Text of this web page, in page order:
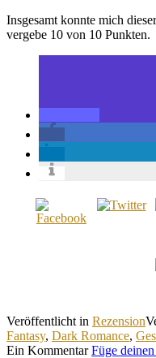
Insgesamt konnte mich
vergebe 10 von 10 Punkten.
Veröffentlicht in Rezension
Fantasy, Dark Romance,
Ein KommentarFüge